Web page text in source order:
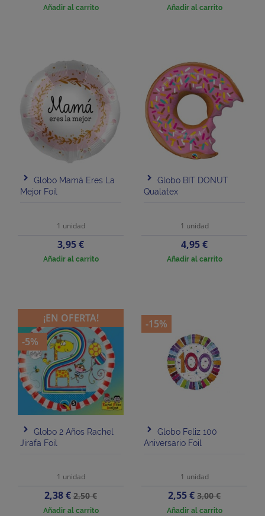
Añadir al carrito Añadir al carrito
Globo Mamá Eres La
Mejor Foil
1 unidad
Precio
3,95 €
Añadir al carrito
Globo BIT DONUT
Qualatex
1 unidad
Precio
4,95 €
Añadir al carrito
Globo 2 Años Rachel
Jirafa Foil
1 unidad
Precio
2,38 €Precio
base
2,50 €
Añadir al carrito
¡EN OFERTA!
-5%
Globo Feliz 100
Aniversario Foil
1 unidad
Precio
2,55 €Precio
base
3,00 €
Añadir al carrito
-15%